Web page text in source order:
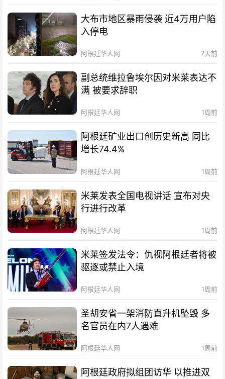
大布市地区暴雨侵袭 近4万用户陷
入停电
阿根廷华人网 7天前
副总统维拉鲁埃尔因对米莱表达不
满 被要求辞职
阿根廷华人网 1周前
阿根廷矿业出口创历史新高 同比
增长74.4%
阿根廷华人网 1周前
米莱发表全国电视讲话 宣布对央
行进行改革
阿根廷华人网 1周前
米莱签发法令：仇视阿根廷者将被
驱逐或禁止入境
阿根廷华人网 1周前
圣胡安省一架消防直升机坠毁 多
名官员在内7人遇难
阿根廷华人网 1周前
阿根廷政府拟组团访华 以推进双